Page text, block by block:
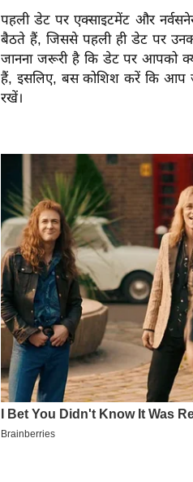
पहली डेट पर एक्साइटमेंट और
बैठते हैं, जिससे पहली ही डेट पर
जानना जरूरी है कि डेट पर आपको
हैं, इसलिए, बस कोशिश करें कि आप
रखें।